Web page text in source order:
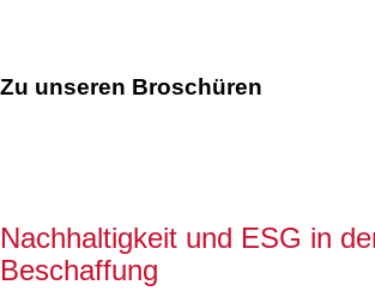
Zu unseren Broschüren
Nachhaltigkeit und ESG in
Beschaffung